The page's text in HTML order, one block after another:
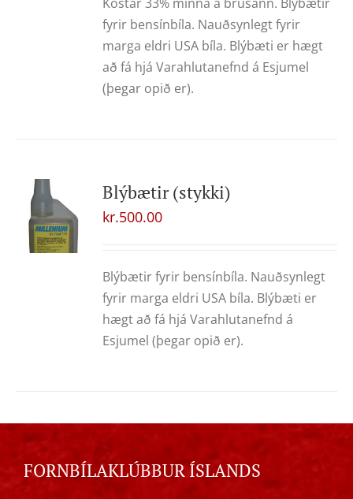
fyrir bensínbíla. Nauðsynlegt fyrir
marga eldri USA bíla. Blýbæti er hægt
að fá hjá Varahlutanefnd á Esjumel
(þegar opið er).
Blýbætir (stykki)
kr.500.00
Blýbætir fyrir bensínbíla. Nauðsynlegt
fyrir marga eldri USA bíla. Blýbæti er
hægt að fá hjá Varahlutanefnd á
Esjumel (þegar opið er).
FORNBÍLAKLÚBBUR ÍSLANDS